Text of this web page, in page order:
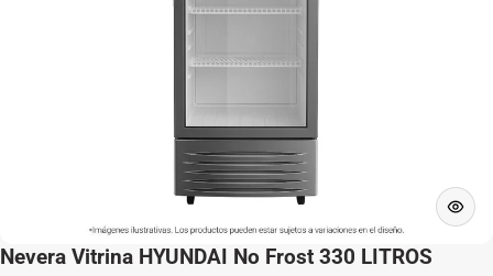
Nevera Vitrina HYUNDAI No Frost 330 LITROS